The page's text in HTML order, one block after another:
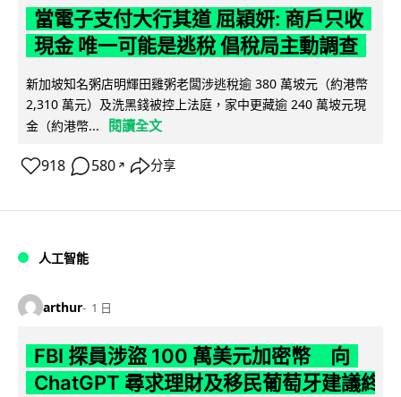
當電子支付大行其道 屈穎妍: 商戶只收
現金 唯一可能是逃稅 倡稅局主動調查
新加坡知名粥店明輝田雞粥老闆涉逃稅逾 380 萬坡元（約港幣
2,310 萬元）及洗黑錢被控上法庭，家中更藏逾 240 萬坡元現
金（約港幣...
閱讀全文
918 580 ↗ 分享
人工智能
arthur 1 日
FBI 探員涉盜 100 萬美元加密幣 向
ChatGPT 尋求理財及移民葡萄牙建議終